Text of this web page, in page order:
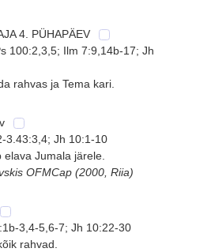
4. PÜHAPÄEV
100:2,3,5; Ilm 7:9,14b-17; Jh
rahvas ja Tema kari.
3.43:3,4; Jh 10:1-10
Jumala järele.
OFMCap (2000, Riia)
3,4-5,6-7; Jh 10:22-30
rahvad.